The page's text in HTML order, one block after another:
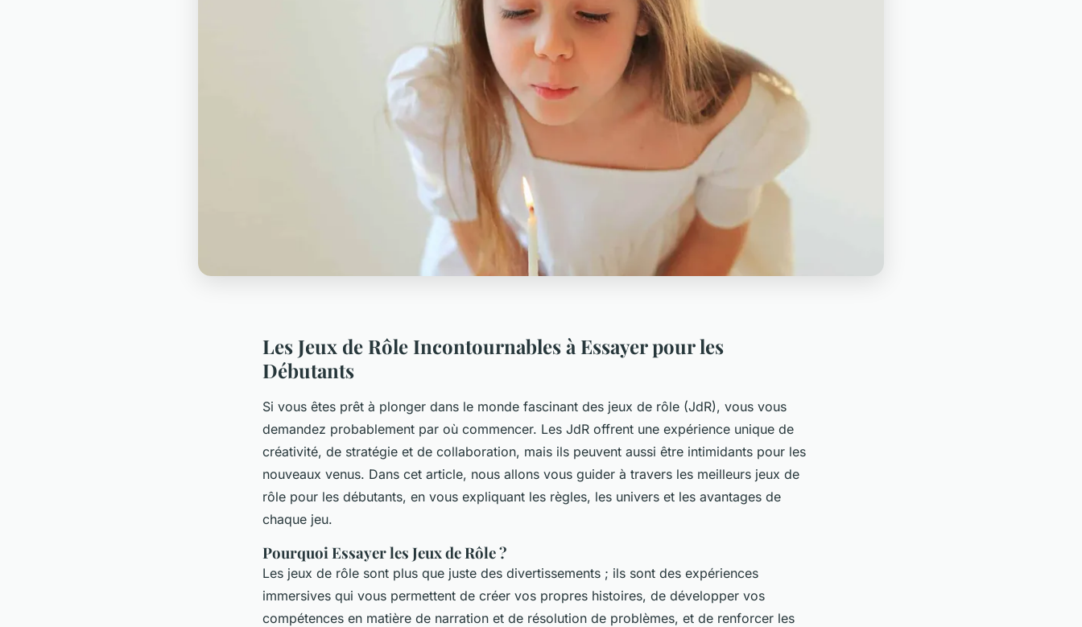
Les Jeux de Rôle Incontournables à Essayer pour les
Débutants
Si vous êtes prêt à plonger dans le monde fascinant des jeux de rôle (JdR), vous vous
demandez probablement par où commencer. Les JdR offrent une expérience unique de
créativité, de stratégie et de collaboration, mais ils peuvent aussi être intimidants pour les
nouveaux venus. Dans cet article, nous allons vous guider à travers les meilleurs jeux de
rôle pour les débutants, en vous expliquant les règles, les univers et les avantages de
chaque jeu.
Pourquoi Essayer les Jeux de Rôle ?
Les jeux de rôle sont plus que juste des divertissements ; ils sont des expériences
immersives qui vous permettent de créer vos propres histoires, de développer vos
compétences en matière de narration et de résolution de problèmes, et de renforcer les